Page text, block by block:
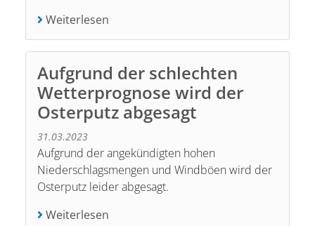
Weiterlesen
Aufgrund der schlechten
Wetterprognose wird der
Osterputz abgesagt
31.03.2023
Aufgrund der angekündigten hohen
Niederschlagsmengen und Windböen wird der
Osterputz leider abgesagt.
Weiterlesen